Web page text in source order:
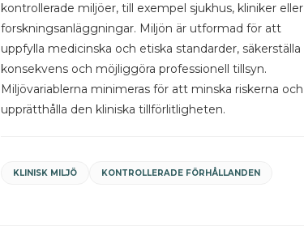
kontrollerade miljöer, till exempel sjukhus, kliniker eller
forskningsanläggningar. Miljön är utformad för att
uppfylla medicinska och etiska standarder, säkerställa
konsekvens och möjliggöra professionell tillsyn.
Miljövariablerna minimeras för att minska riskerna och
upprätthålla den kliniska tillförlitligheten.
KLINISK MILJÖ KONTROLLERADE FÖRHÅLLANDEN